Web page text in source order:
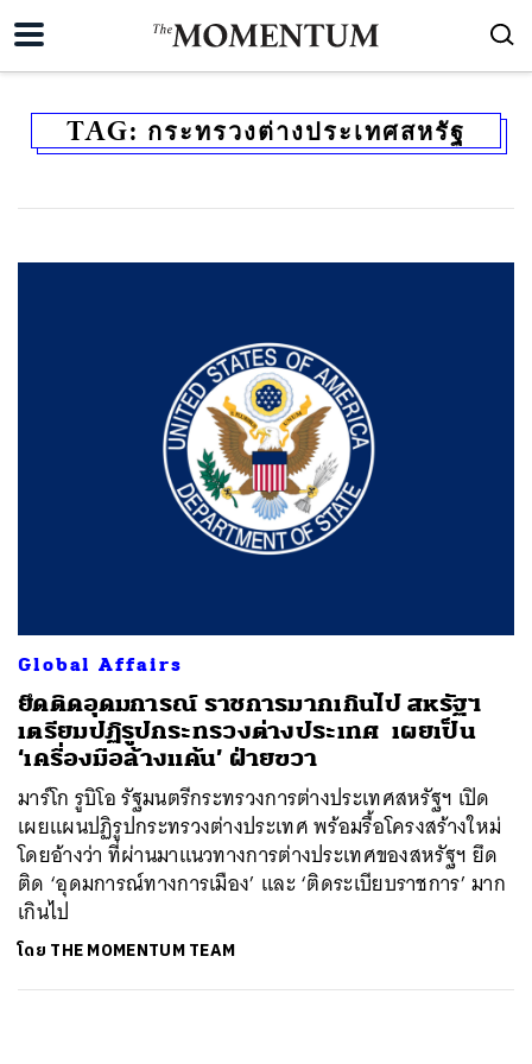
TAG: กระทรวงต่างประเทศสหรัฐ
Global Affairs
ยึดติดอุดมการณ์ ราชการมากเกินไป สหรัฐฯ
เตรียมปฏิรูปกระทรวงต่างประเทศ เผยเป็น
‘เครื่องมือล้างแค้น’ ฝ่ายขวา
มาร์โก รูบิโอ รัฐมนตรีกระทรวงการต่างประเทศสหรัฐฯ เปิด
เผยแผนปฏิรูปกระทรวงต่างประเทศ พร้อมรื้อโครงสร้างใหม่
โดยอ้างว่า ที่ผ่านมาแนวทางการต่างประเทศของสหรัฐฯ ยึด
ติด ‘อุดมการณ์ทางการเมือง’ และ ‘ติดระเบียบราชการ’ มาก
เกินไป
โดย THE MOMENTUM TEAM
SHARE